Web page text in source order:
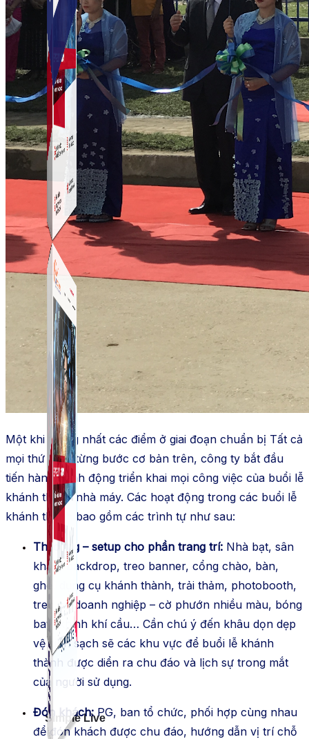
Simple Live
Phần mềm tạo kịch bản bình luận livestream Tiktok
Simple Instagram
Phần mềm gửi follow, nhắn tin, nuôi nick Instagram.
Simple Live
Một khi thống nhất các điểm ở giai đoạn chuẩn bị Tất cả
mọi thứ theo từng bước cơ bản trên, công ty bắt đầu
tiến hành hành động triển khai mọi công việc của buổi lễ
khánh thành nhà máy. Các hoạt động trong các buổi lễ
khánh thành bao gồm các trình tự như sau:
Thi công – setup cho phần trang trí: Nhà bạt, sân
khấu, backdrop, treo banner, cổng chào, bàn,
ghế, dụng cụ khánh thành, trải thảm, photobooth,
treo cờ doanh nghiệp – cờ phướn nhiều màu, bóng
bay, khinh khí cầu… Cần chú ý đến khâu dọn dẹp
vệ sinh sạch sẽ các khu vực để buổi lễ khánh
thành được diển ra chu đáo và lịch sự trong mắt
của người sử dụng.
Đón khách: PG, ban tổ chức, phối hợp cùng nhau
để đón khách được chu đáo, hướng dẫn vị trí chỗ